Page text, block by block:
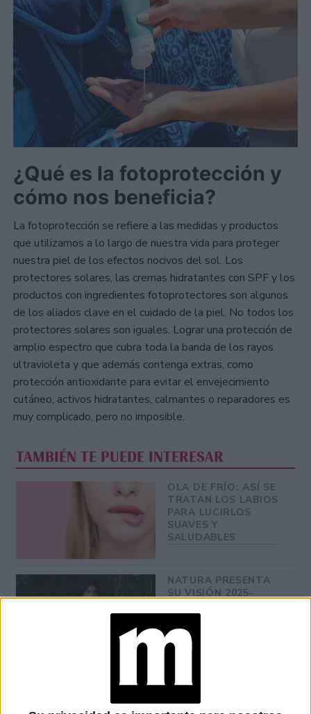
¿Qué es la fotoprotección y
cómo nos beneficia?
La fotoprotección se refiere a las medidas y productos
que utilizamos a lo largo de nuestra vida para proteger
nuestra piel de los efectos nocivos del sol. Los
protectores solares, las cremas hidratantes con SPF y los
productos con ingredientes fotoprotectores son algunos
de los aliados clave en el cuidado de la piel. No todos los
protectores solares son iguales. Lograr una protección de
amplio espectro que cubra toda la banda de los rayos
ultravioleta y que además contenga extras, como
protección antioxidante para evitar el envejecimiento
cutáneo, activos hidratantes, calmantes o reparadores es
muy complicado, pero no imposible.
TAMBIÉN TE PUEDE INTERESAR
OLA DE FRÍO: ASÍ SE
TRATAN LOS LABIOS
PARA LUCIRLOS
SUAVES Y
SALUDABLES
NATURA PRESENTA
SU VISIÓN 2025-
PASAR DE LA
SOSTENIBILIDAD A
LA REGENERACIÓN
DICEN LOS
EXPERTOS SOBRE EL